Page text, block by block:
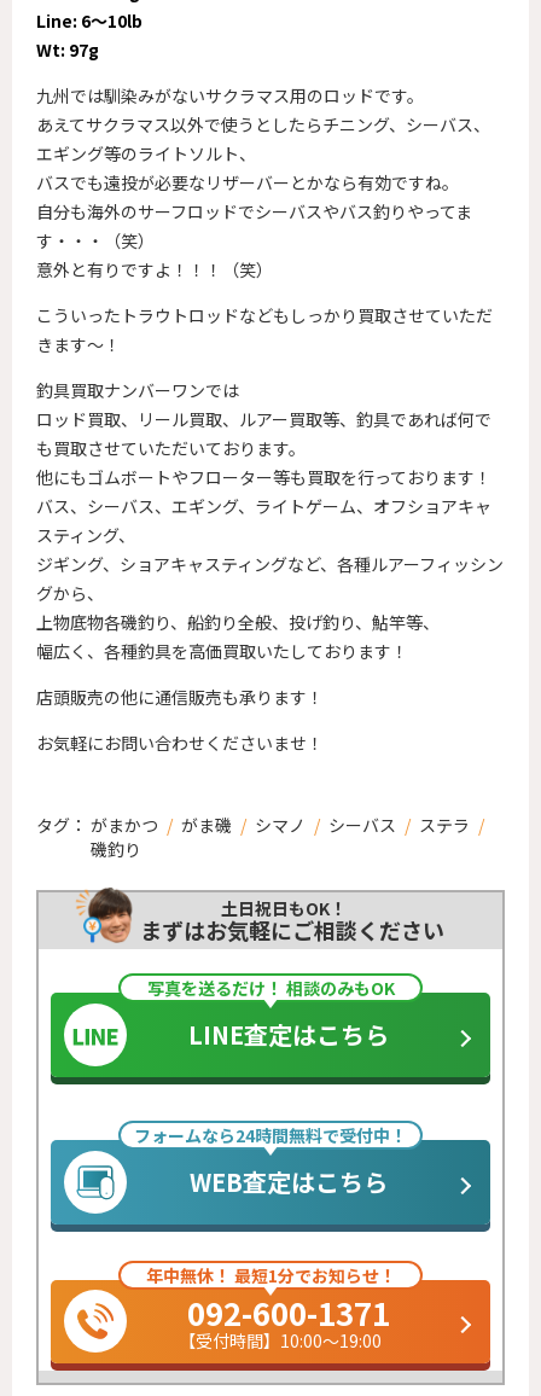
Line: 6～10lb
Wt: 97g
九州では馴染みがないサクラマス用のロッドです。
あえてサクラマス以外で使うとしたらチニング、シーバス、
エギング等のライトソルト、
バスでも遠投が必要なリザーバーとかなら有効ですね。
自分も海外のサーフロッドでシーバスやバス釣りやってま
す・・・（笑）
意外と有りですよ！！！（笑）
こういったトラウトロッドなどもしっかり買取させていただ
きます～！
釣具買取ナンバーワンでは
ロッド買取、リール買取、ルアー買取等、釣具であれば何で
も買取させていただいております。
他にもゴムボートやフローター等も買取を行っております！
バス、シーバス、エギング、ライトゲーム、オフショアキャ
スティング、
ジギング、ショアキャスティングなど、各種ルアーフィッシン
グから、
上物底物各磯釣り、船釣り全般、投げ釣り、鮎竿等、
幅広く、各種釣具を高価買取いたしております！
店頭販売の他に通信販売も承ります！
お気軽にお問い合わせくださいませ！
タグ： がまかつ / がま磯 / シマノ / シーバス / ステラ /
磯釣り
土日祝日もOK！
まずはお気軽にご相談ください
写真を送るだけ！ 相談のみもOK
LINE査定はこちら
フォームなら24時間無料で受付中！
WEB査定はこちら
年中無休！ 最短1分でお知らせ！
092-600-1371
【受付時間】10:00～19:00